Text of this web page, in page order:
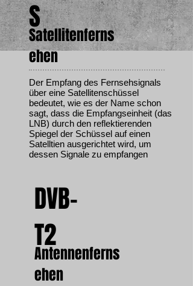
Satellitenferns
ehen
S
Der Empfang des Fernsehsignals
über eine Satellitenschüssel
bedeutet, wie es der Name schon
sagt, dass die Empfangseinheit (das
LNB) durch den reflektierenden
Spiegel der Schüssel auf einen
Satelltien ausgerichtet wird, um
dessen Signale zu empfangen
DVB-
T2
Antennenferns
ehen